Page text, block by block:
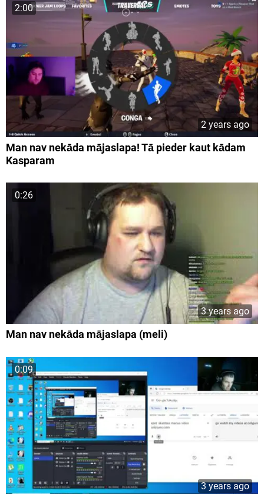
2:00
2 years ago
Man nav nekāda mājaslapa! Tā pieder kaut kādam
Kasparam
0:26
3 years ago
Man nav nekāda mājaslapa (meli)
0:09
3 years ago